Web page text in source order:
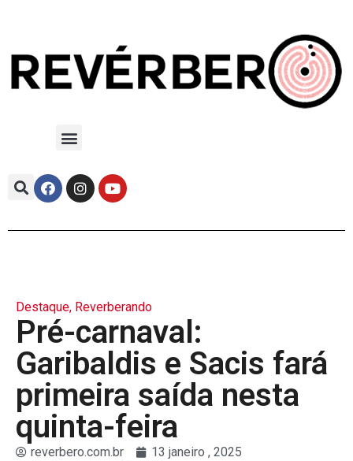
Destaque, Reverberando
Pré-carnaval:
Garibaldis e Sacis fará
primeira saída nesta
quinta-feira
reverbero.com.br
13 janeiro , 2025